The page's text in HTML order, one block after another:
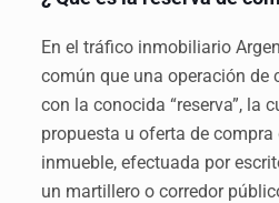
En el tráfico inmobiliario
común que una operación de
con la conocida “reserva”, la
propuesta u oferta de
inmueble, efectuada por
un martillero o corredor